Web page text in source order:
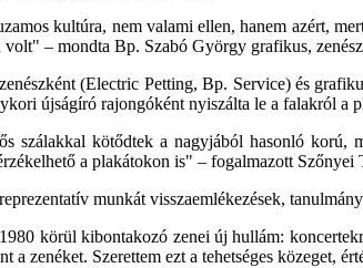
kultúra, nem valami ellen, hanem azért,
volt" – mondta Bp. Szabó György grafikus,
(Electric Petting, Bp. Service) és
újságíró rajongóként nyiszálta le a falakról a
szálakkal kötődtek a nagyjából hasonló
a plakátokon is" – fogalmazott Szőnyei
munkát visszaemlékezések,
körül kibontakozó zenei új hullám:
zenéket. Szerettem ezt a tehetséges közeget,